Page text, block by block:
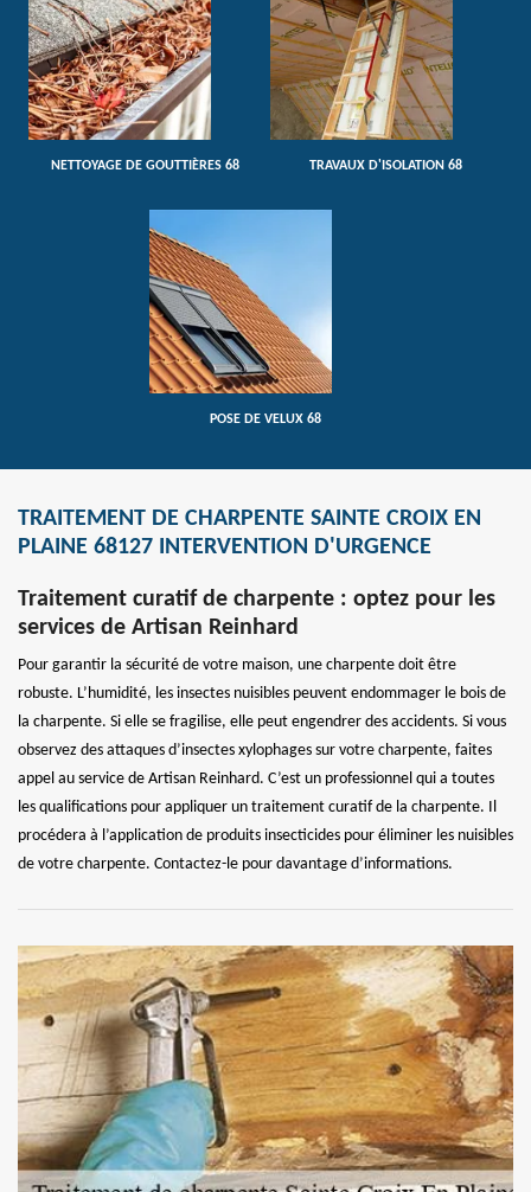
NETTOYAGE DE GOUTTIÈRES 68 TRAVAUX D'ISOLATION 68
POSE DE VELUX 68
TRAITEMENT DE CHARPENTE SAINTE CROIX EN
PLAINE 68127 INTERVENTION D'URGENCE
Traitement curatif de charpente : optez pour les
services de Artisan Reinhard
Pour garantir la sécurité de votre maison, une charpente doit être
robuste. L’humidité, les insectes nuisibles peuvent endommager le bois de
la charpente. Si elle se fragilise, elle peut engendrer des accidents. Si vous
observez des attaques d’insectes xylophages sur votre charpente, faites
appel au service de Artisan Reinhard. C’est un professionnel qui a toutes
les qualifications pour appliquer un traitement curatif de la charpente. Il
procédera à l’application de produits insecticides pour éliminer les nuisibles
de votre charpente. Contactez-le pour davantage d’informations.